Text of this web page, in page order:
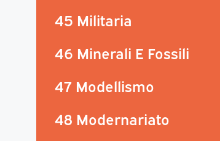
45 Militaria
46 Minerali E Fossili
47 Modellismo
48 Modernariato